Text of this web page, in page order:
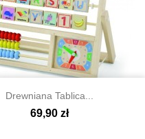
podgląd
Drewniana Tablica...
69,90 zł